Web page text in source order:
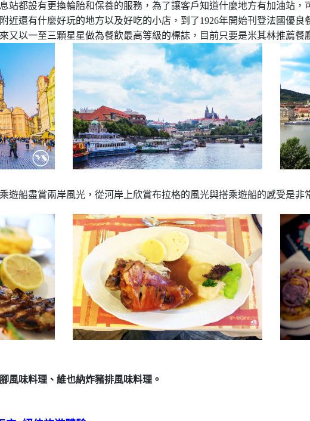
站都設有更換輪胎和保養的服務，為了讓客戶知道什麼地方有加油站，
近還有什麼好玩的地方以及好吃的小店，到了1926年開始刊登法國優良
又以一至三顆星星做為餐飲最高等級的標誌，目前只要是米其林推薦
遊船盡賞兩岸風光，從河岸上欣賞布拉格的風光與搭乘遊船的感受是非
風味料理、維也納炸豬排風味料理。